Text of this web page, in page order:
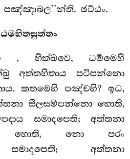
පඤ්ඤාබල’’න්ති. ඡට්ඨං.
, භික්ඛවෙ, ධම්මෙහි
අත්තහිතාය පටිපන්නො
කතමෙහි පඤ්චහි? ඉධ,
සීලසම්පන්නො හොති,
සමාදපෙති; අත්තනා
හොති, නො පරං
සමාදපෙති; අත්තනා